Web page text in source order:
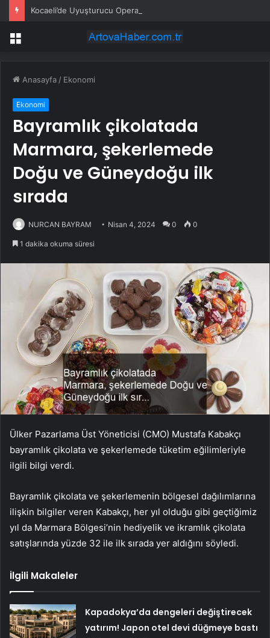
Menü
Anasayfa / Ekonomi
Ekonomi
Bayramlık çikolatada
Marmara, şekerlemede
Doğu ve Güneydoğu ilk
sırada
NURCAN BAYRAM Nisan 4, 2024 0 0
1 dakika okuma süresi
Ülker Pazarlama Üst Yöneticisi (CMO) Mustafa Kabakçı
bayramlık çikolata ve şekerlemede tüketim eğilimleriyle
ilgili bilgi verdi.
Bayramlık çikolata ve şekerlemenin bölgesel dağılımlarına
ilişkin bilgiler veren Kabakçı, her yıl olduğu gibi geçtiğimiz
yıl da Marmara Bölgesi’nin hediyelik ve ikramlık çikolata
satışlarında yüzde 32 ile ilk sırada yer aldığını söyledi.
İlgili Makaleler
Kapadokya’da dengeleri değiştirecek
yatırım! Japon otel devi düğmeye bastı